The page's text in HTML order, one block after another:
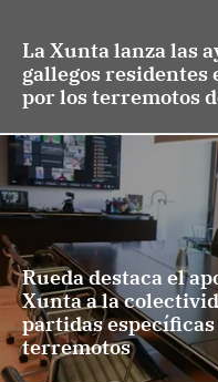
La Xunta lanza las
gallegos residentes
por los terremotos
Rueda destaca el
Xunta a la
partidas
terremotos